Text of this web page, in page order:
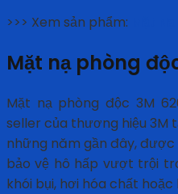
>>> Xem sản phẩm:
Mặt nạ phòng
Mặt nạ phòng độc 3M
seller của thương hiệu 3M
những năm gần đây, được
bảo vệ hô hấp vượt trội
khói bụi, hơi hóa chất hoặc